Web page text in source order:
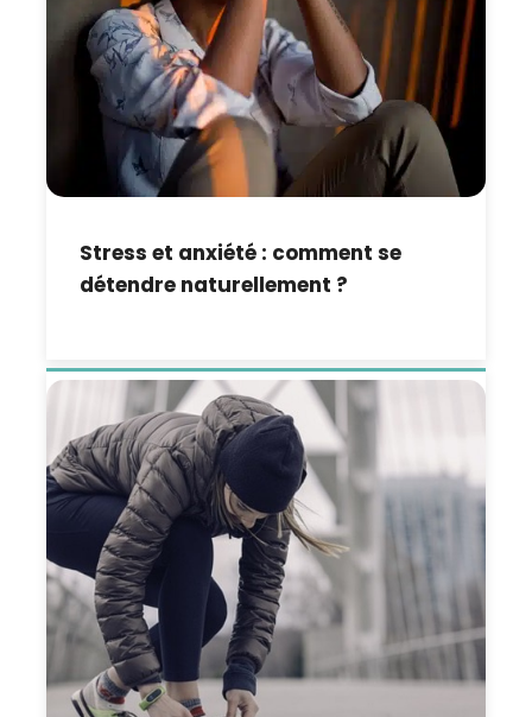
Stress et anxiété : comment se
détendre naturellement ?